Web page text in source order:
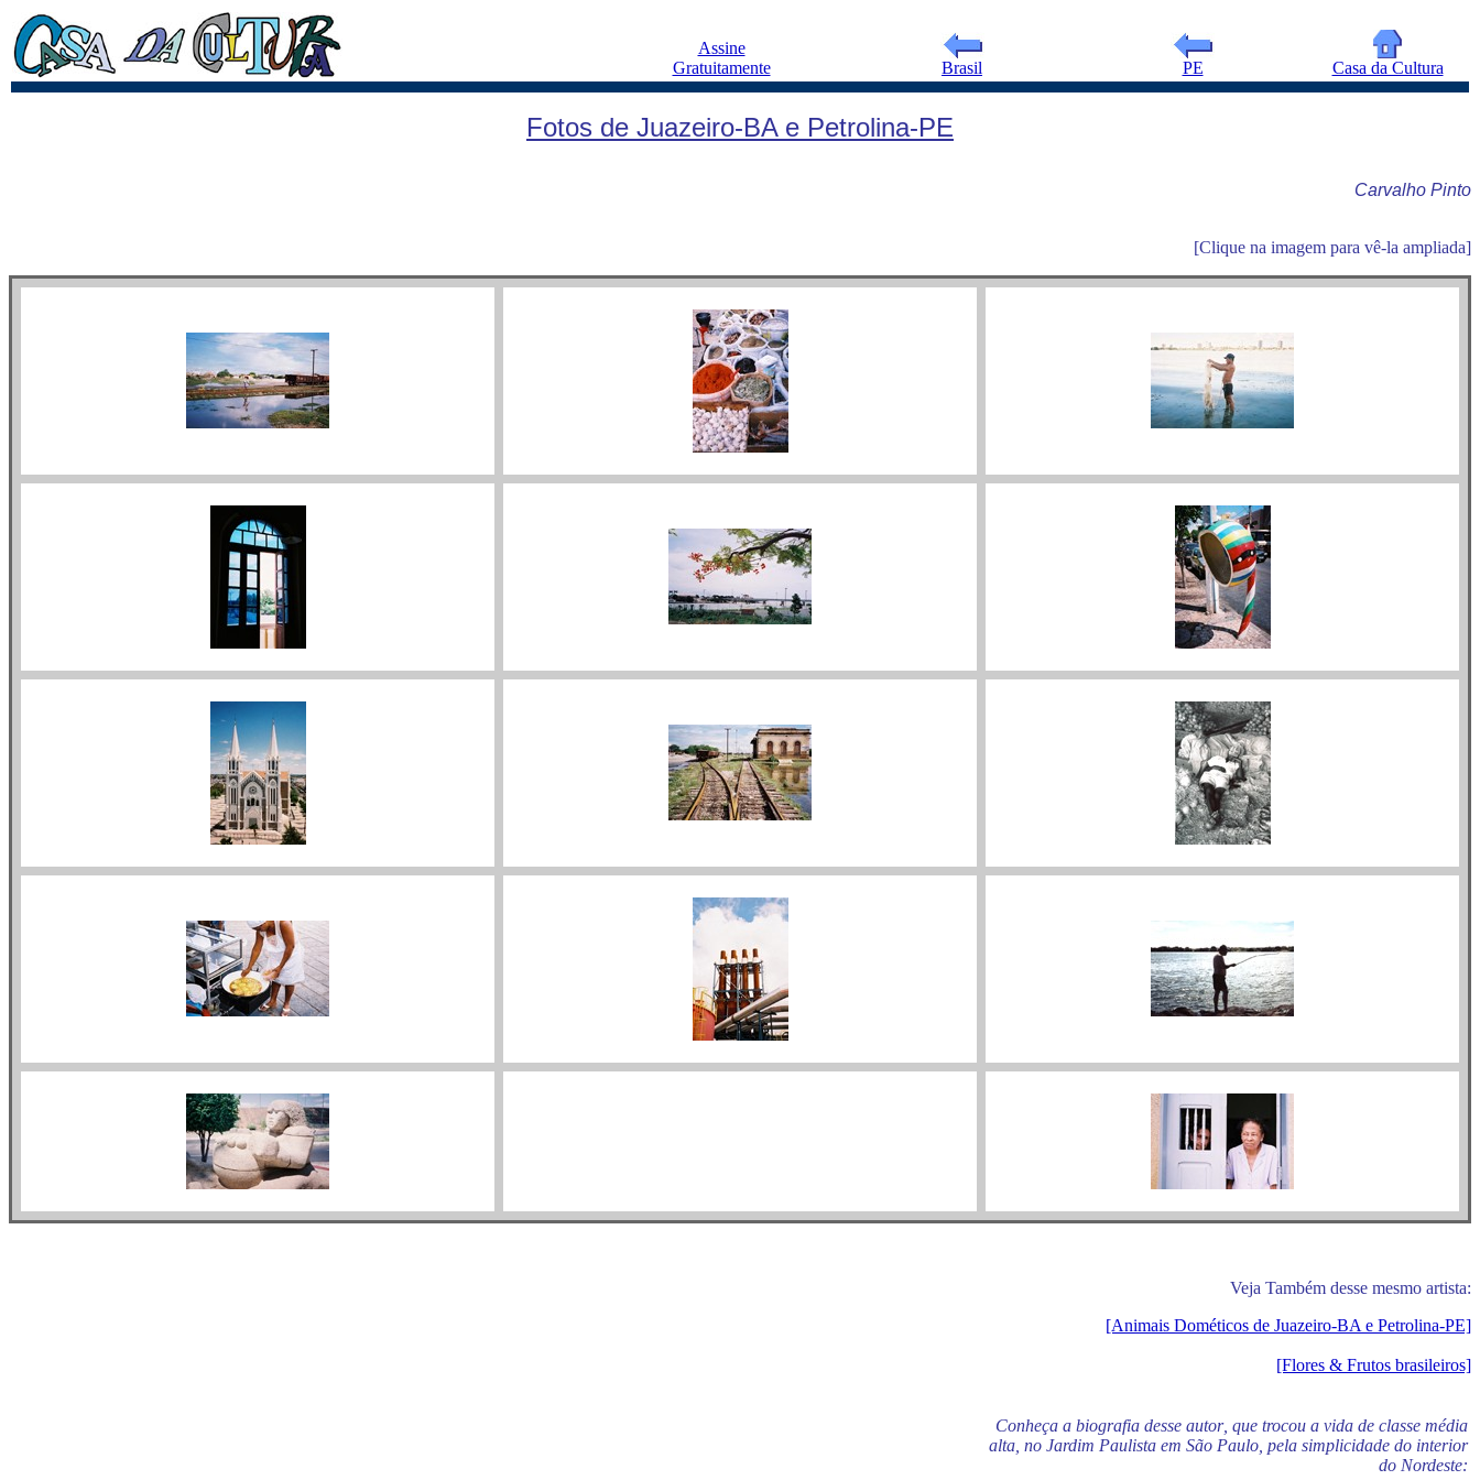
Assine
Gratuitamente
Brasil PE Casa da Cultura
Fotos de Juazeiro-BA e Petrolina-PE
Carvalho Pinto
[Clique na imagem para vê-la ampliada]
Veja Também desse mesmo artista:
[Animais Dométicos de Juazeiro-BA e Petrolina-PE]
[Flores & Frutos brasileiros]
Conheça a biografia desse autor, que trocou a vida de classe média
alta, no Jardim Paulista em São Paulo, pela simplicidade do interior
do Nordeste: